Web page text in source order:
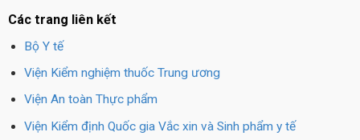
Các trang liên kết
Bộ Y tế
Viện Kiểm nghiệm thuốc Trung ương
Viện An toàn Thực phẩm
Viện Kiểm định Quốc gia Vắc xin và Sinh phẩm y tế